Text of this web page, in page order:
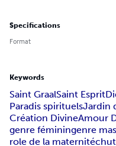
Specifications
Format
Keywords
Saint GraalSaint Esprit
Paradis spirituelsJardin
Création DivineAmour
genre féminingenre
role de la maternité